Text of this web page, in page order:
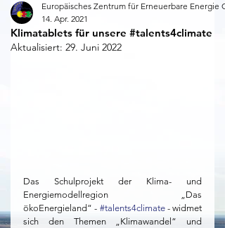
Klimatablets für unsere #talents4climate
Europäisches Zentrum für Erneuerbare Energie
14. Apr. 2021
Aktualisiert: 29. Juni 2022
Das Schulprojekt der Klima- und
Energiemodellregion „Das
ökoEnergieland“ - #talents4climate - widmet
sich den Themen „Klimawandel“ und